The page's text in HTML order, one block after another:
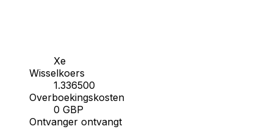
Xe
Wisselkoers
1.336500
Overboekingskosten
0 GBP
Ontvanger ontvangt